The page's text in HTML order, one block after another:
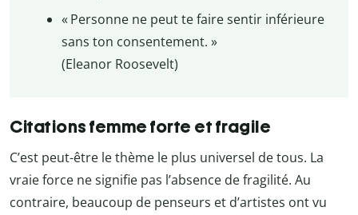
« Personne ne peut te faire sentir inférieure
sans ton consentement. »
(Eleanor Roosevelt)
Citations femme forte et fragile
C’est peut-être le thème le plus universel de tous. La
vraie force ne signifie pas l’absence de fragilité. Au
contraire, beaucoup de penseurs et d’artistes ont vu